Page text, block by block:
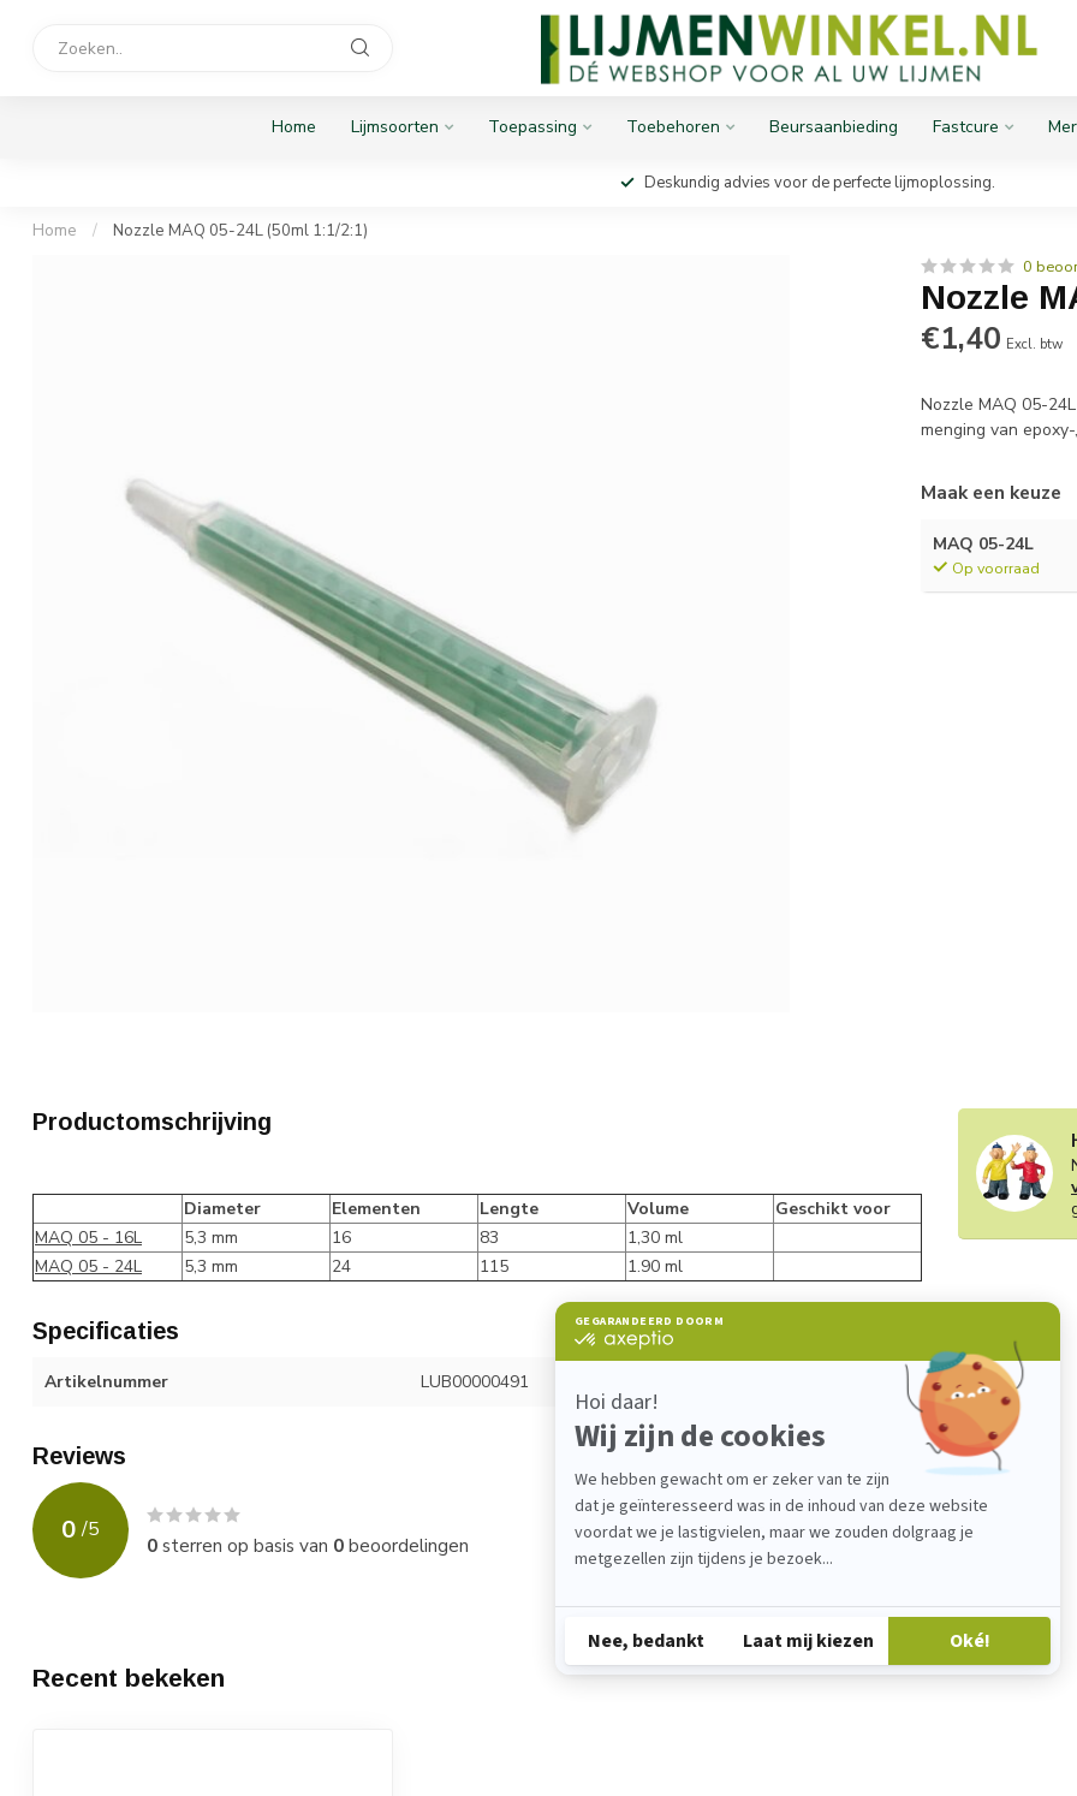
Home Lijmsoorten Toepassing Toebehoren Beursaanbieding Fastcure
Deskundig advies voor de perfecte lijmoplossing.
Home / Nozzle MAQ 05-24L (50ml 1:1/2:1)
0
Nozzle
€1,40 Excl. btw
Nozzle MAQ 05-
menging van
Maak een keuze
MAQ 05-24L
Op voorraad
Productomschrijving
Diameter Elementen Lengte Volume
Geschikt voor
MAQ 05 - 16L
5,3 mm 16 83
1,30 ml
MAQ 05 - 24L
5,3 mm 24 115 1.90 ml
Specificaties
Artikelnummer LUB00000491
Reviews
0 /5
0sterren op basis van 0beoordelingen
Je beoordeling toevoegen
Recent bekeken